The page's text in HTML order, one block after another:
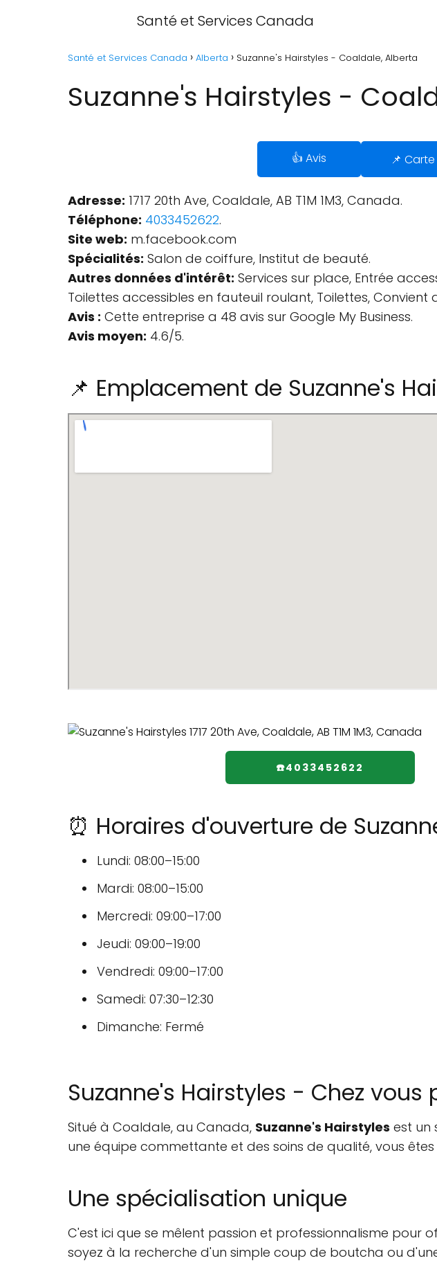
Santé et Services Canada
Santé et Services Canada Alberta Suzanne's Hairstyles - Coaldale, Alberta
Suzanne's Hairstyles -
👍 Avis 📌 Carte
Adresse: 1717 20th Ave, Coaldale, AB T1M 1M3, Canada.
Téléphone: 4033452622.
Site web: m.facebook.com
Spécialités: Salon de coiffure, Institut de beauté.
Autres données d'intérêt: Services sur place, Entrée
Toilettes accessibles en fauteuil roulant, Toilettes, Convient
Avis : Cette entreprise a 48 avis sur Google My Business.
Avis moyen: 4.6/5.
📌 Emplacement de Suzanne's
☎️4033452622
⏰ Horaires d'ouverture de
Lundi: 08:00–15:00
Mardi: 08:00–15:00
Mercredi: 09:00–17:00
Jeudi: 09:00–19:00
Vendredi: 09:00–17:00
Samedi: 07:30–12:30
Dimanche: Fermé
Suzanne's Hairstyles - Chez vous
Situé à Coaldale, au Canada, Suzanne's Hairstyles est un
une équipe commettante et des soins de qualité, vous
Une spécialisation unique
C'est ici que se mêlent passion et professionnalisme pour
soyez à la recherche d'un simple coup de boutcha ou